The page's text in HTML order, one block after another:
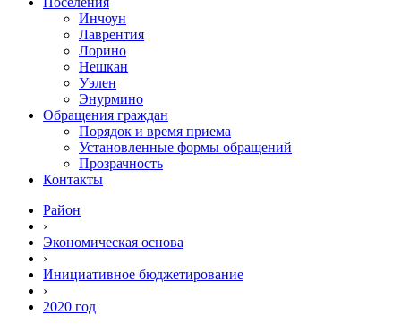
Инчоун
Лаврентия
Лорино
Нешкан
Уэлен
Энурмино
Обращения граждан
Порядок и время приема
Установленные формы обращений
Прозрачность
Контакты
Район
›
Экономическая основа
›
Инициативное бюджетирование
›
2020 год